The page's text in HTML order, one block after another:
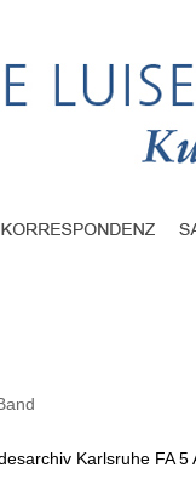
Karlsruhe FA